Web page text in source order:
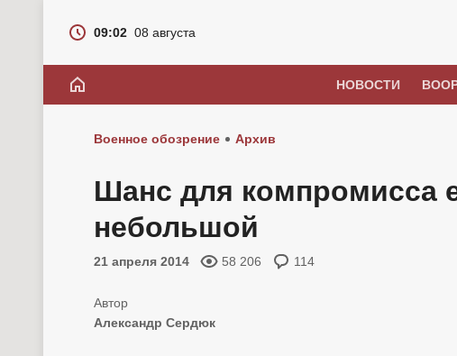
09:02 08 августа
НОВОСТИ
Военное обозрение Архив
Шанс для компромисса
небольшой
21 апреля 2014 58 206 114
Александр Сердюк